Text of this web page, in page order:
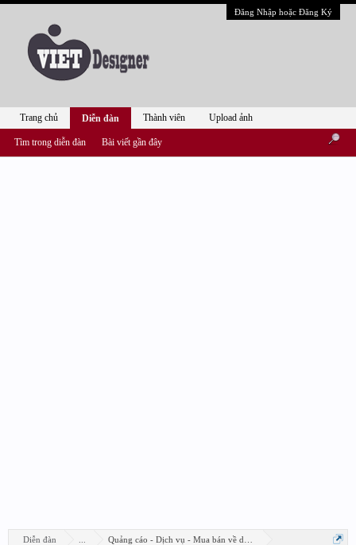
Đăng Nhập hoặc Đăng Ký
Diễn đàn Quảng cáo - Dịch vụ - Mua bán về design
Trang chủ Diễn đàn
Tìm trong diễn đàn Bài viết gần đây
Thành viên Upload ảnh